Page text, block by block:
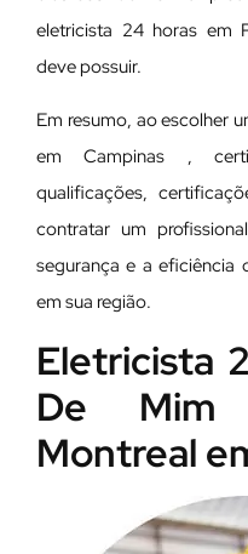
eletricista 24 horas em
deve possuir.
Em resumo, ao escolher
em Campinas ,
qualificações,
contratar um
segurança e a eficiência
em sua região.
Eletricista
De Mim
Montreal